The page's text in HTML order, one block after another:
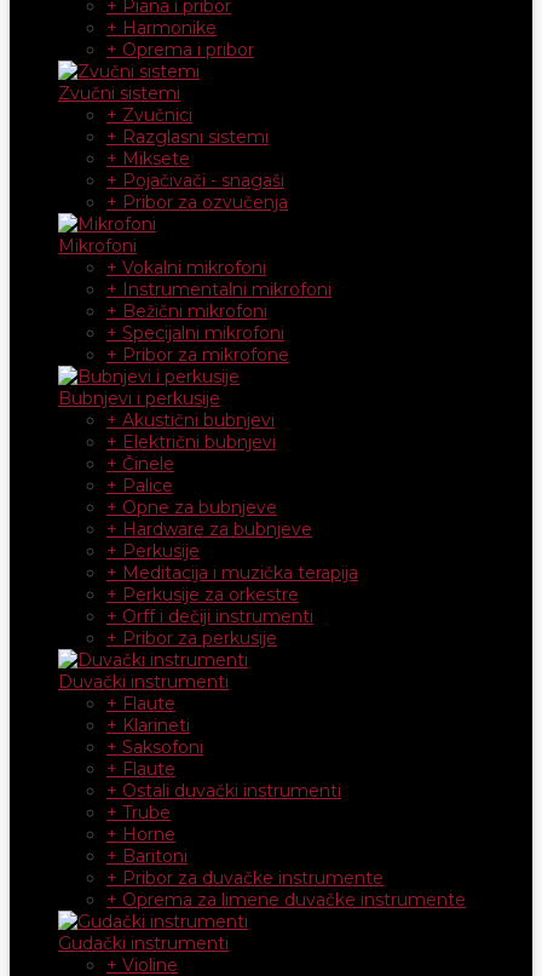
+ Piana i pribor
+ Harmonike
+ Oprema i pribor
Zvučni sistemi
+ Zvučnici
+ Razglasni sistemi
+ Miksete
+ Pojačivači - snagaši
+ Pribor za ozvučenja
Mikrofoni
+ Vokalni mikrofoni
+ Instrumentalni mikrofoni
+ Bežični mikrofoni
+ Specijalni mikrofoni
+ Pribor za mikrofone
Bubnjevi i perkusije
+ Akustični bubnjevi
+ Električni bubnjevi
+ Činele
+ Palice
+ Opne za bubnjeve
+ Hardware za bubnjeve
+ Perkusije
+ Meditacija i muzička terapija
+ Perkusije za orkestre
+ Orff i dečiji instrumenti
+ Pribor za perkusije
Duvački instrumenti
+ Flaute
+ Klarineti
+ Saksofoni
+ Flaute
+ Ostali duvački instrumenti
+ Trube
+ Horne
+ Baritoni
+ Pribor za duvačke instrumente
+ Oprema za limene duvačke instrumente
Gudački instrumenti
+ Violine